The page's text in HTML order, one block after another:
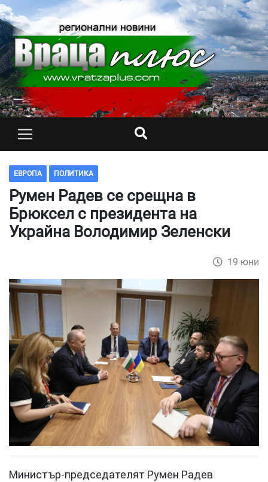
ЕВРОПА ПОЛИТИКА
Румен Радев се срещна в
Брюксел с президента на
Украйна Володимир Зеленски
19 юни
Министър-председателят Румен Радев